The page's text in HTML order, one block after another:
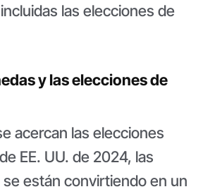
las elecciones de
y las elecciones de
acercan las elecciones
EE. UU. de 2024, las
están convirtiendo en un